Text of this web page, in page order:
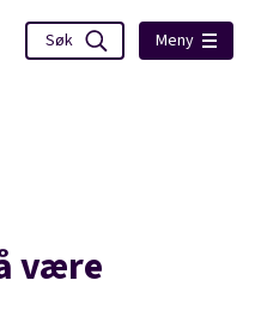
Meny
være